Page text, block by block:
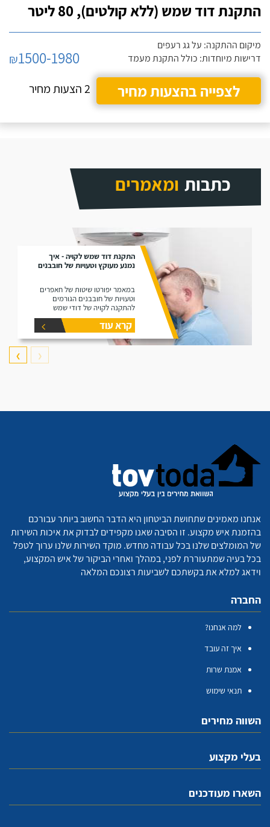
התקנת דוד שמש (ללא קולטים), 80 ליטר
מיקום ההתקנה: על גג רעפים
דרישות מיוחדות: כולל התקנת מעמד
₪1500-1980
לצפייה בהצעות מחיר
2 הצעות מחיר
כתבות ומאמרים
התקנת דוד שמש לקויה - איך
נמנע מעוקץ וטעויות של חובבנים
במאמר יפורטו שיטות של חאפרים
וטעויות של חובבנים הגורמים
להתקנה לקויה של דודי שמש
קרא עוד
❮
❯
אנחנו מאמינים שתחושת הביטחון היא הדבר החשוב ביותר עבורכם
בהזמנת איש מקצוע. זו הסיבה שאנו מקפידים לבדוק את איכות השירות
של המומלצים שלנו בכל עבודה מחדש. מוקד השירות שלנו ערוך לטפל
בכל בעיה שמתעוררת לפני, במהלך ואחרי הביקור של איש המקצוע,
וידאג למלא את בקשתכם לשביעות רצונכם המלאה
החברה
למה אנחנו?
איך זה עובד
אמנת שרות
תנאי שימוש
השווה מחירים
בעלי מקצוע
השארו מעודכנים